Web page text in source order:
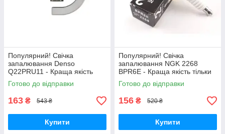
Популярний! Свічка
запалювання Denso
Q22PRU11 - Краща якість
тільки на Nukleon.com.ua
Готово до відправки
163 ₴ 543 ₴
Купити
Популярний! Свічка
запалювання NGK 2268
BPR6E - Краща якість тільки
на Nukleon.com.ua
Готово до відправки
156 ₴ 520 ₴
Купити